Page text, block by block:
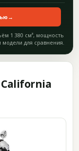
→
1 380 см³, мощность
для сравнения.